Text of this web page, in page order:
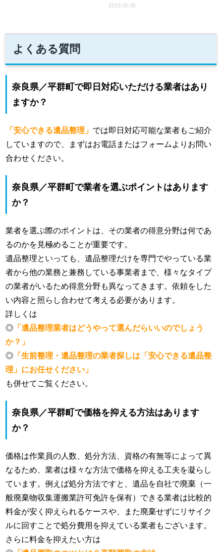
2022/03/03
よくある質問
奈良県／平群町で即日対応いただける業者はあり
ますか？
「安心できる遺品整理」 では即日対応可能な業者もご紹介
していますので、まずはお電話またはフォームよりお問い
合わせください。
奈良県／平群町で業者を選ぶポイントはあります
か？
業者を選ぶ際のポイントは、その業者の得意分野は何であ
るのかを見極めることが重要です。
遺品整理といっても、遺品整理だけを専門でやっている業
者から他の業務と兼務している事業者まで、様々なタイプ
の業者がいるため得意分野も異なってきます。依頼をした
い内容と照らし合わせて考える必要があります。
詳しくは
◎ 「遺品整理業者はどうやって選んだらいいのでしょう
か？」
◎ 「生前整理・遺品整理の業者探しは「安心できる遺品整
理」にお任せください」
も併せてご覧ください。
奈良県／平群町で価格を抑える方法はあります
か？
価格は作業員の人数、処分方法、資格の有無等によって異
なるため、業者は様々な方法で価格を抑える工夫を凝らし
ています。例えば処分方法ですと、遺品を自社で廃棄（一
般廃棄物収集運搬業許可免許を保有）できる業者は比較的
料金が安く抑えられるケースや、また廃棄せずにリサイク
ルに回すことで処分費用を抑えている業者もございます。
さらに料金を抑えたい方は